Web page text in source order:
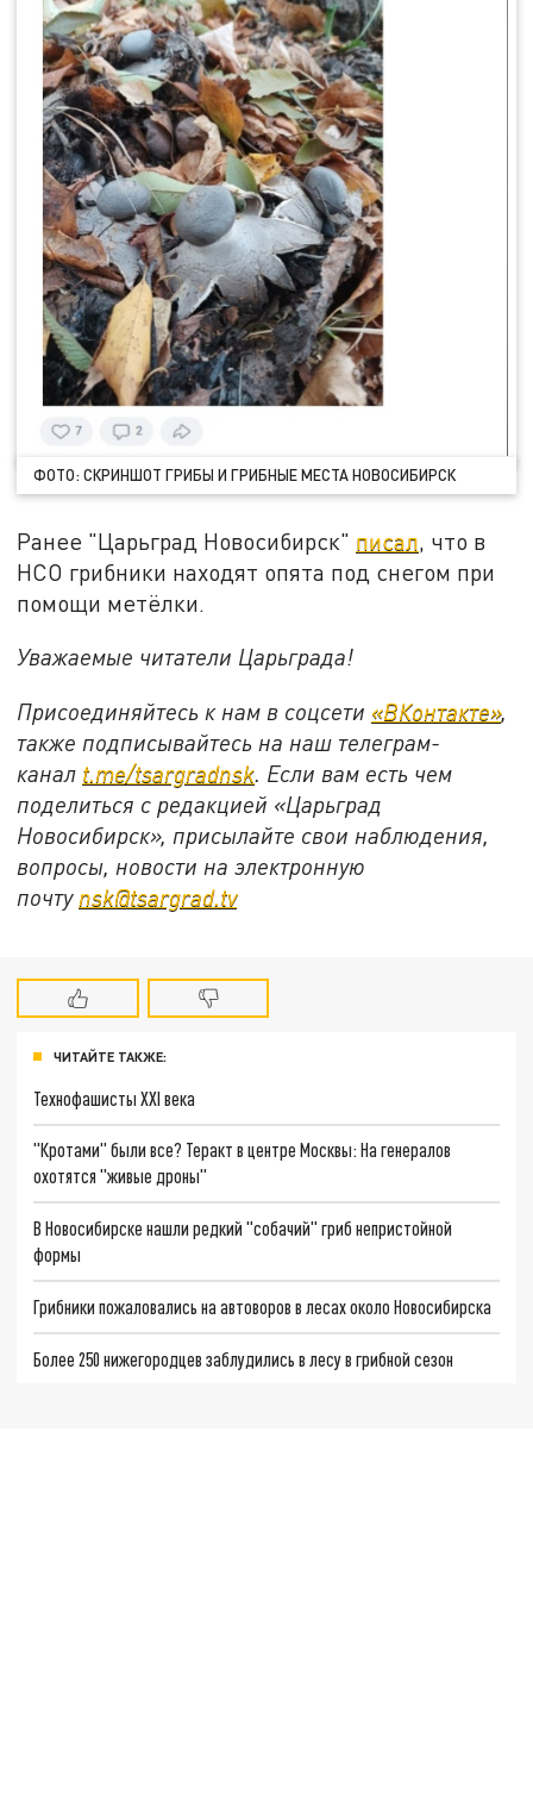
ФОТО: СКРИНШОТ ГРИБЫ И ГРИБНЫЕ МЕСТА НОВОСИБИРСК
Ранее "Царьград Новосибирск" писал, что в
НСО грибники находят опята под снегом при
помощи метёлки.
Уважаемые читатели Царьграда!
Присоединяйтесь к нам в соцсети «ВКонтакте»,
также подписывайтесь на наш телеграм-
канал t.me/tsargradnsk. Если вам есть чем
поделиться с редакцией «Царьград
Новосибирск», присылайте свои наблюдения,
вопросы, новости на электронную
почту nsk@tsargrad.tv
ЧИТАЙТЕ ТАКЖЕ:
Технофашисты XXI века
"Кротами" были все? Теракт в центре Москвы: На генералов
охотятся "живые дроны"
В Новосибирске нашли редкий "собачий" гриб непристойной
формы
Грибники пожаловались на автоворов в лесах около Новосибирска
Более 250 нижегородцев заблудились в лесу в грибной сезон